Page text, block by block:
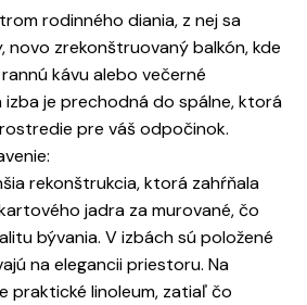
rodinného diania, z nej sa
novo zrekonštruovaný balkón, kde
kávu alebo večerné
izba je prechodná do spálne, ktorá
pre váš odpočinok.
rekonštrukcia, ktorá zahŕňala
jadra za murované, čo
bývania. V izbách sú položené
na elegancii priestoru. Na
praktické linoleum, zatiaľ čo